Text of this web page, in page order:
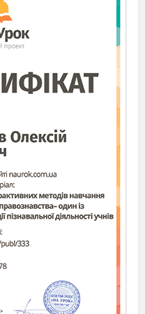
і сили, отриманої